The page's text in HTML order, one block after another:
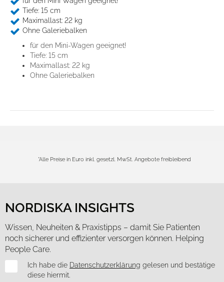
Diese Webseite verwendet Cookies
zu können und die Zugriffe auf unsere Website zu
Partner führen diese Informationen möglicherweise mit
Cookies zulassen
Nur notwendige Cookies verwenden
Tiefe: 15 cm
Maximallast: 22 kg
Ohne Galeriebalken
für den Mini-Wagen geeignet!
Tiefe: 15 cm
Maximallast: 22 kg
Ohne Galeriebalken
*Alle Preise in Euro inkl. gesetzl. MwSt. Angebote freibleibend
NORDISKA INSIGHTS
Wissen, Neuheiten & Praxistipps – damit Sie Patienten
noch sicherer und effizienter versorgen können. Helping
People Care.
NewsletterIch habe die Datenschutzerklärung gelesen und bestätige
diese hiermit.